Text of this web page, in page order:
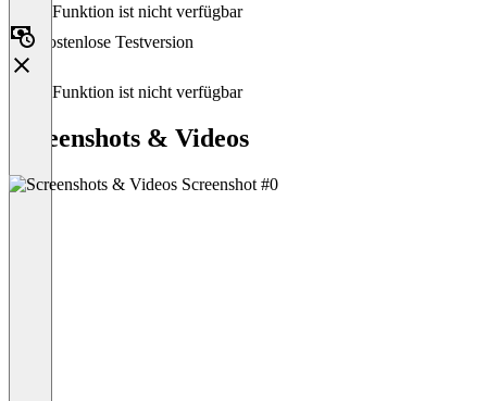
Diese Funktion ist nicht verfügbar
Kostenlose Testversion
Diese Funktion ist nicht verfügbar
Screenshots & Videos